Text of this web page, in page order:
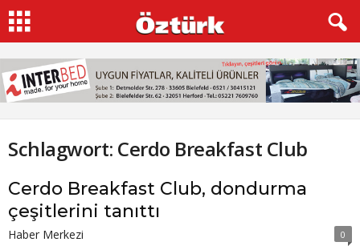
Schlagwort: Cerdo Breakfast Club
Cerdo Breakfast Club, dondurma
çeşitlerini tanıttı
Haber Merkezi 0